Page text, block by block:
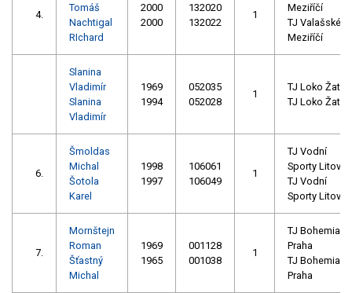
4.
Tomáš
Nachtigal
RIchard
2000
2000
132020
132022
1
Meziříčí
TJ Valašské
Meziříčí
Slanina
Vladimír
Slanina
Vladimír
1969
1994
052035
052028
1
TJ Loko Žatec
TJ Loko Žatec
6.
Šmoldas
Michal
Šotola
Karel
1998
1997
106061
106049
1
TJ Vodní
Sporty Litovel
TJ Vodní
Sporty Litovel
7.
Mornštejn
Roman
Šťastný
Michal
1969
1965
001128
001038
1
TJ Bohemians
Praha
TJ Bohemians
Praha